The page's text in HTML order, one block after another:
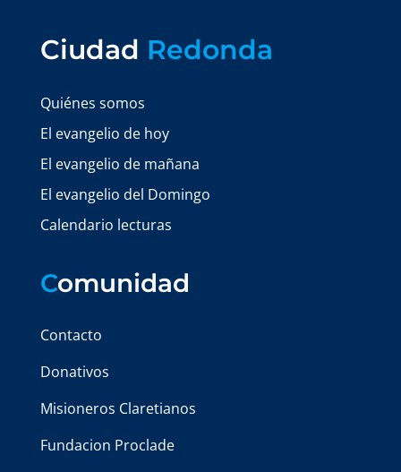
Ciudad Redonda
Quiénes somos
El evangelio de hoy
El evangelio de mañana
El evangelio del Domingo
Calendario lecturas
Comunidad
Contacto
Donativos
Misioneros Claretianos
Fundacion Proclade